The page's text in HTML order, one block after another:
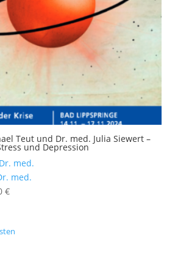
Teut und Dr. med. Julia Siewert –
und Depression
med.
med.
€